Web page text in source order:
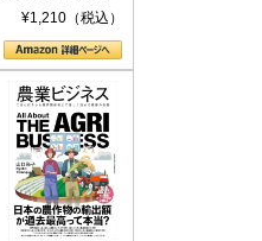
レクト S 039)
¥1,210（税込）